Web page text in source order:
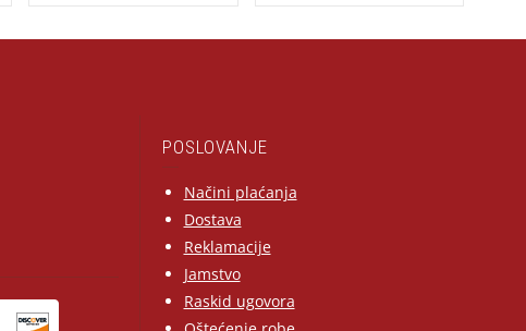
POSLOVANJE
Načini plaćanja
Dostava
Reklamacije
Jamstvo
Raskid ugovora